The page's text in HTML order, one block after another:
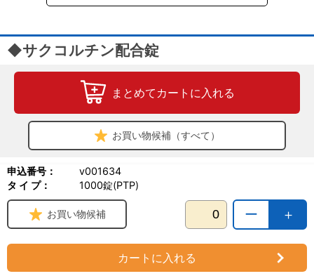
◆サクコルチン配合錠
まとめてカートに入れる
お買い物候補（すべて）
申込番号：
v001634
タ イ プ：
1000錠(PTP)
＋
ー
お買い物候補
カートに入れる